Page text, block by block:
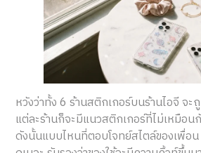
หวังว่าทั้ง 6 ร้านสติกเกอร์บนร้านไอจี จะ
แต่ละร้านก็จะมีแนวสติกเกอร์ที่ไม่เหมือ
ดังนั้นแบบไหนที่ตอบโจทย์สไตล์ของเพื่อ